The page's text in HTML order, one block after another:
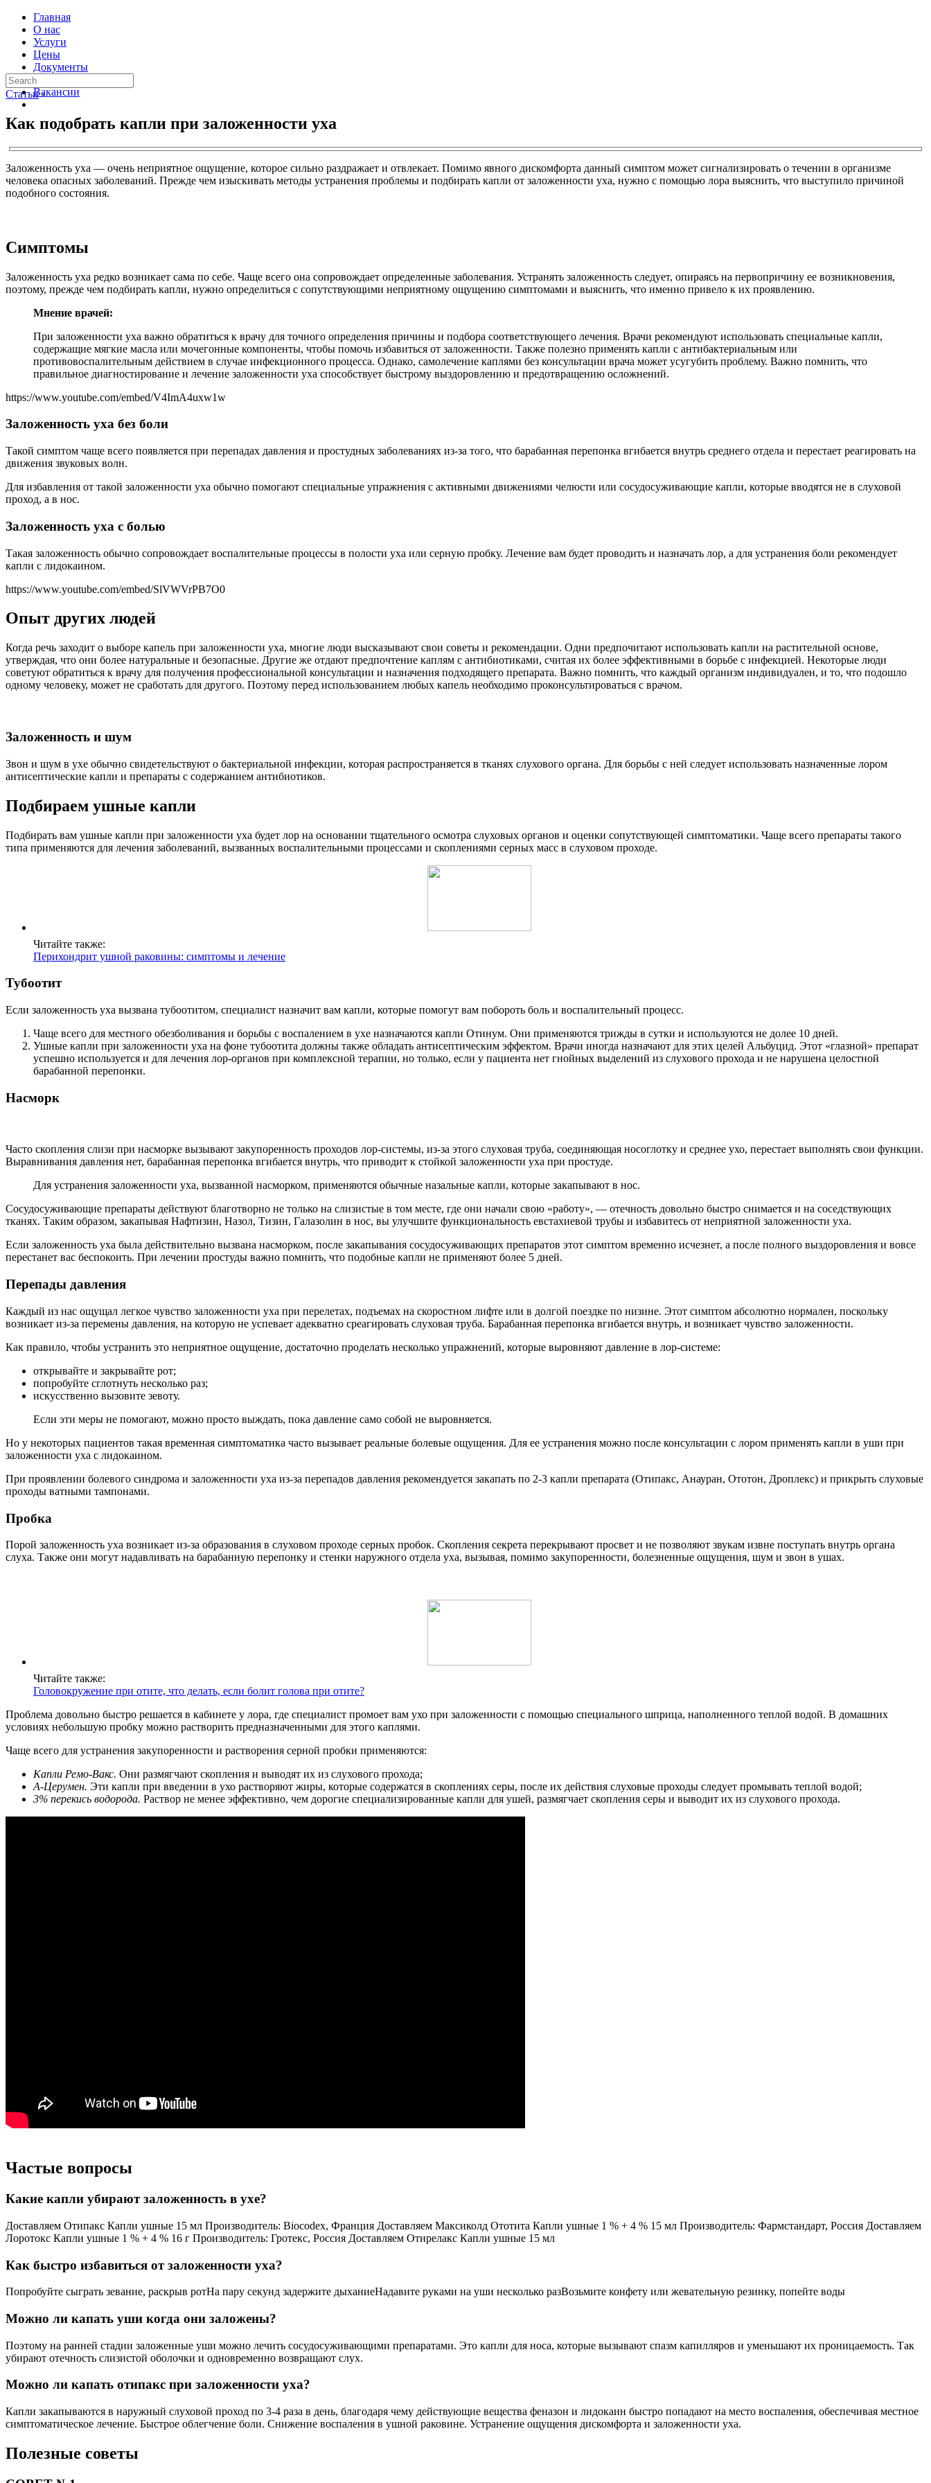
Главная
О нас
Услуги
Цены
Документы
Контакты
Вакансии
Статьи ›
Как подобрать капли при заложенности уха
Заложенность уха — очень неприятное ощущение, которое сильно раздражает и отвлекает. Помимо явного дискомфорта данный симптом может сигнализировать о течении в организме
человека опасных заболеваний. Прежде чем изыскивать методы устранения проблемы и подбирать капли от заложенности уха, нужно с помощью лора выяснить, что выступило причиной
подобного состояния.
Симптомы
Заложенность уха редко возникает сама по себе. Чаще всего она сопровождает определенные заболевания. Устранять заложенность следует, опираясь на первопричину ее возникновения,
поэтому, прежде чем подбирать капли, нужно определиться с сопутствующими неприятному ощущению симптомами и выяснить, что именно привело к их проявлению.
Мнение врачей:
При заложенности уха важно обратиться к врачу для точного определения причины и подбора соответствующего лечения. Врачи рекомендуют использовать специальные капли,
содержащие мягкие масла или мочегонные компоненты, чтобы помочь избавиться от заложенности. Также полезно применять капли с антибактериальным или
противовоспалительным действием в случае инфекционного процесса. Однако, самолечение каплями без консультации врача может усугубить проблему. Важно помнить, что
правильное диагностирование и лечение заложенности уха способствует быстрому выздоровлению и предотвращению осложнений.
https://www.youtube.com/embed/V4ImA4uxw1w
Заложенность уха без боли
Такой симптом чаще всего появляется при перепадах давления и простудных заболеваниях из-за того, что барабанная перепонка вгибается внутрь среднего отдела и перестает реагировать на
движения звуковых волн.
Для избавления от такой заложенности уха обычно помогают специальные упражнения с активными движениями челюсти или сосудосуживающие капли, которые вводятся не в слуховой
проход, а в нос.
Заложенность уха с болью
Такая заложенность обычно сопровождает воспалительные процессы в полости уха или серную пробку. Лечение вам будет проводить и назначать лор, а для устранения боли рекомендует
капли с лидокаином.
https://www.youtube.com/embed/SlVWVrPB7O0
Опыт других людей
Когда речь заходит о выборе капель при заложенности уха, многие люди высказывают свои советы и рекомендации. Одни предпочитают использовать капли на растительной основе,
утверждая, что они более натуральные и безопасные. Другие же отдают предпочтение каплям с антибиотиками, считая их более эффективными в борьбе с инфекцией. Некоторые люди
советуют обратиться к врачу для получения профессиональной консультации и назначения подходящего препарата. Важно помнить, что каждый организм индивидуален, и то, что подошло
одному человеку, может не сработать для другого. Поэтому перед использованием любых капель необходимо проконсультироваться с врачом.
Заложенность и шум
Звон и шум в ухе обычно свидетельствуют о бактериальной инфекции, которая распространяется в тканях слухового органа. Для борьбы с ней следует использовать назначенные лором
антисептические капли и препараты с содержанием антибиотиков.
Подбираем ушные капли
Подбирать вам ушные капли при заложенности уха будет лор на основании тщательного осмотра слуховых органов и оценки сопутствующей симптоматики. Чаще всего препараты такого
типа применяются для лечения заболеваний, вызванных воспалительными процессами и скоплениями серных масс в слуховом проходе.
Читайте также:
Перихондрит ушной раковины: симптомы и лечение
Тубоотит
Если заложенность уха вызвана тубоотитом, специалист назначит вам капли, которые помогут вам побороть боль и воспалительный процесс.
Чаще всего для местного обезболивания и борьбы с воспалением в ухе назначаются капли Отинум. Они применяются трижды в сутки и используются не долее 10 дней.
Ушные капли при заложенности уха на фоне тубоотита должны также обладать антисептическим эффектом. Врачи иногда назначают для этих целей Альбуцид. Этот «глазной» препарат
успешно используется и для лечения лор-органов при комплексной терапии, но только, если у пациента нет гнойных выделений из слухового прохода и не нарушена целостной
барабанной перепонки.
Насморк
Часто скопления слизи при насморке вызывают закупоренность проходов лор-системы, из-за этого слуховая труба, соединяющая носоглотку и среднее ухо, перестает выполнять свои функции.
Выравнивания давления нет, барабанная перепонка вгибается внутрь, что приводит к стойкой заложенности уха при простуде.
Для устранения заложенности уха, вызванной насморком, применяются обычные назальные капли, которые закапывают в нос.
Сосудосуживающие препараты действуют благотворно не только на слизистые в том месте, где они начали свою «работу», — отечность довольно быстро снимается и на соседствующих
тканях. Таким образом, закапывая Нафтизин, Назол, Тизин, Галазолин в нос, вы улучшите функциональность евстахиевой трубы и избавитесь от неприятной заложенности уха.
Если заложенность уха была действительно вызвана насморком, после закапывания сосудосуживающих препаратов этот симптом временно исчезнет, а после полного выздоровления и вовсе
перестанет вас беспокоить. При лечении простуды важно помнить, что подобные капли не применяют более 5 дней.
Перепады давления
Каждый из нас ощущал легкое чувство заложенности уха при перелетах, подъемах на скоростном лифте или в долгой поездке по низине. Этот симптом абсолютно нормален, поскольку
возникает из-за перемены давления, на которую не успевает адекватно среагировать слуховая труба. Барабанная перепонка вгибается внутрь, и возникает чувство заложенности.
Как правило, чтобы устранить это неприятное ощущение, достаточно проделать несколько упражнений, которые выровняют давление в лор-системе:
открывайте и закрывайте рот;
попробуйте сглотнуть несколько раз;
искусственно вызовите зевоту.
Если эти меры не помогают, можно просто выждать, пока давление само собой не выровняется.
Но у некоторых пациентов такая временная симптоматика часто вызывает реальные болевые ощущения. Для ее устранения можно после консультации с лором применять капли в уши при
заложенности уха с лидокаином.
При проявлении болевого синдрома и заложенности уха из-за перепадов давления рекомендуется закапать по 2-3 капли препарата (Отипакс, Анауран, Ототон, Дроплекс) и прикрыть слуховые
проходы ватными тампонами.
Пробка
Порой заложенность уха возникает из-за образования в слуховом проходе серных пробок. Скопления секрета перекрывают просвет и не позволяют звукам извне поступать внутрь органа
слуха. Также они могут надавливать на барабанную перепонку и стенки наружного отдела уха, вызывая, помимо закупоренности, болезненные ощущения, шум и звон в ушах.
Читайте также:
Головокружение при отите, что делать, если болит голова при отите?
Проблема довольно быстро решается в кабинете у лора, где специалист промоет вам ухо при заложенности с помощью специального шприца, наполненного теплой водой. В домашних
условиях небольшую пробку можно растворить предназначенными для этого каплями.
Чаще всего для устранения закупоренности и растворения серной пробки применяются:
Капли Ремо-Вакс. Они размягчают скопления и выводят их из слухового прохода;
А-Церумен. Эти капли при введении в ухо растворяют жиры, которые содержатся в скоплениях серы, после их действия слуховые проходы следует промывать теплой водой;
3% перекись водорода. Раствор не менее эффективно, чем дорогие специализированные капли для ушей, размягчает скопления серы и выводит их из слухового прохода.
Частые вопросы
Какие капли убирают заложенность в ухе?
Доставляем Отипакс Капли ушные 15 мл Производитель: Biocodex, Франция Доставляем Максиколд Ототита Капли ушные 1 % + 4 % 15 мл Производитель: Фармстандарт, Россия Доставляем
Лоротокс Капли ушные 1 % + 4 % 16 г Производитель: Гротекс, Россия Доставляем Отирелакс Капли ушные 15 мл
Как быстро избавиться от заложенности уха?
Попробуйте сыграть зевание, раскрыв ротНа пару секунд задержите дыханиеНадавите руками на уши несколько разВозьмите конфету или жевательную резинку, попейте воды
Можно ли капать уши когда они заложены?
Поэтому на ранней стадии заложенные уши можно лечить сосудосуживающими препаратами. Это капли для носа, которые вызывают спазм капилляров и уменьшают их проницаемость. Так
убирают отечность слизистой оболочки и одновременно возвращают слух.
Можно ли капать отипакс при заложенности уха?
Капли закапываются в наружный слуховой проход по 3-4 раза в день, благодаря чему действующие вещества феназон и лидокаин быстро попадают на место воспаления, обеспечивая местное
симптоматическое лечение. Быстрое облегчение боли. Снижение воспаления в ушной раковине. Устранение ощущения дискомфорта и заложенности уха.
Полезные советы